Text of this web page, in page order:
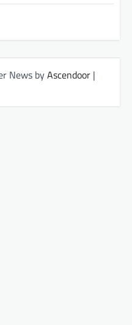
News byAscendoor |